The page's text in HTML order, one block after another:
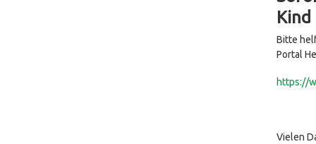
Kind
Bitte
Portal
https://
Vielen